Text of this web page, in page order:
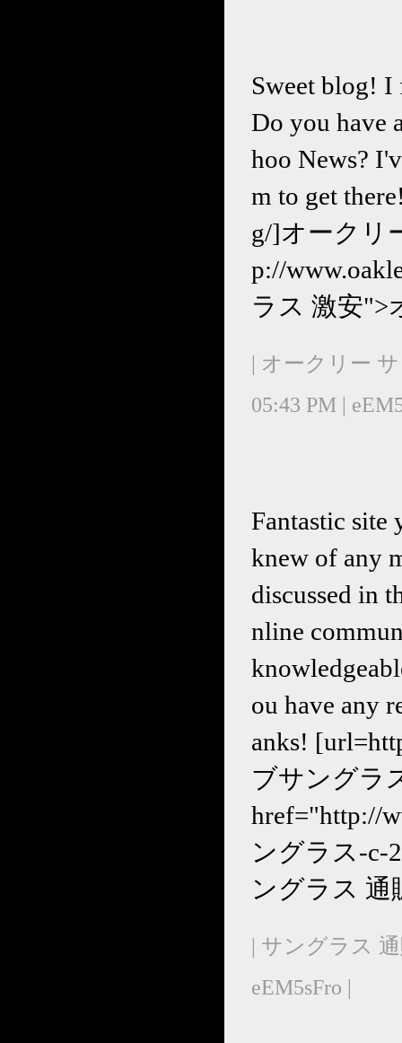
Sweet blog! I
Do you have
hoo News?
m to get
g/]オークリ
p://
ラス 激安">
| オークリー
05:43 PM |
Fantastic site
knew of any
discussed in
nline
ou have any
anks!
ブサングラ
href="http://
ングラス-c-
ングラス 通
| サングラス
eEM5sFro |